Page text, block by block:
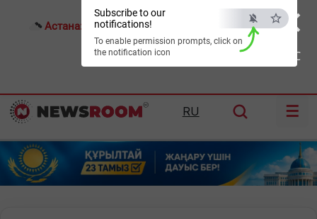
×
ESC
Subscribe to our
notifications!
To enable permission prompts, click on
the notification icon
Астана: 25°C Алматы: Шымкент:36°C
RU ☰